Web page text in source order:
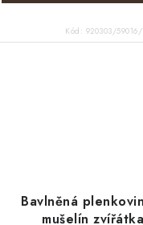
Kód: 920303/59016/
Bavlněná
mušelín zvířátka